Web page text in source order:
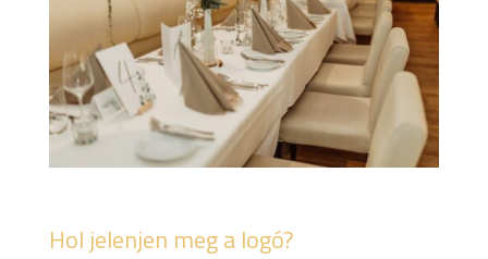
Hol jelenjen meg a logó?